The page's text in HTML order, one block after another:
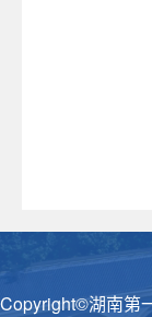
Copyright©湖南第